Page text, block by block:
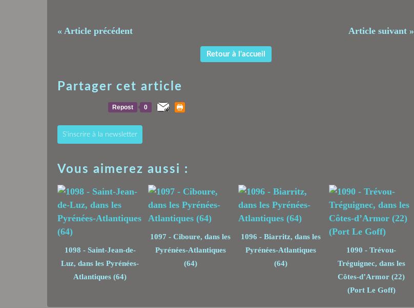
« Article précédent Article suivant »
Retour à l'accueil
Partager cet article
Repost 0
S'inscrire à la newsletter
Vous aimerez aussi :
1098 - Saint-Jean-de-
Luz, dans les Pyrénées-
Atlantiques (64)
1097 - Ciboure, dans les
Pyrénées-Atlantiques
(64)
1096 - Biarritz, dans les
Pyrénées-Atlantiques
(64)
1090 - Trévou-
Tréguignec, dans les
Côtes-d’Armor (22)
(Port Le Goff)